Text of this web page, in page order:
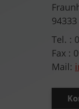
Tel. :
Fax :
Mail: